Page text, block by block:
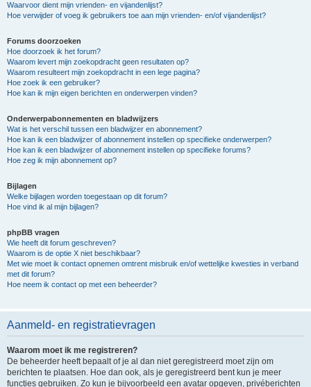
Waarvoor dient mijn vrienden- en vijandenlijst?
Hoe verwijder of voeg ik gebruikers toe aan mijn vrienden- en/of vijandenlijst?
Forums doorzoeken
Hoe doorzoek ik het forum?
Waarom levert mijn zoekopdracht geen resultaten op?
Waarom resulteert mijn zoekopdracht in een lege pagina?
Hoe zoek ik een gebruiker?
Hoe kan ik mijn eigen berichten en onderwerpen vinden?
Onderwerpabonnementen en bladwijzers
Wat is het verschil tussen een bladwijzer en abonnement?
Hoe kan ik een bladwijzer of abonnement instellen op specifieke onderwerpen?
Hoe kan ik een bladwijzer of abonnement instellen op specifieke forums?
Hoe zeg ik mijn abonnement op?
Bijlagen
Welke bijlagen worden toegestaan op dit forum?
Hoe vind ik al mijn bijlagen?
phpBB vragen
Wie heeft dit forum geschreven?
Waarom is de optie X niet beschikbaar?
Met wie moet ik contact opnemen omtrent misbruik en/of wettelijke kwesties in verband
met dit forum?
Hoe neem ik contact op met een beheerder?
Aanmeld- en registratievragen
Waarom moet ik me registreren?
De beheerder heeft bepaalt of je al dan niet geregistreerd moet zijn om
berichten te plaatsen. Hoe dan ook, als je geregistreerd bent kun je meer
functies gebruiken. Zo kun je bijvoorbeeld een avatar opgeven, privéberichten